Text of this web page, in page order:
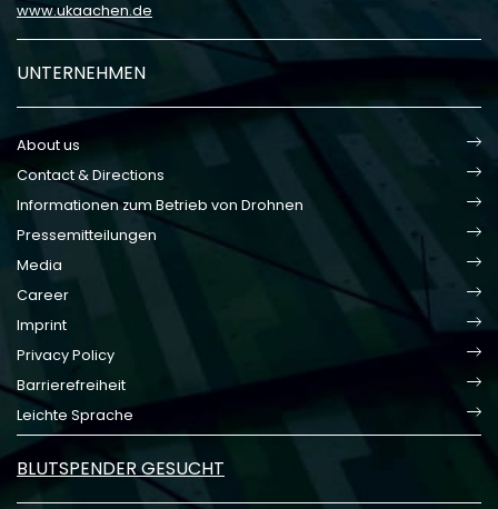
www.ukaachen.de
UNTERNEHMEN
About us
Contact & Directions
Informationen zum Betrieb von Drohnen
Pressemitteilungen
Media
Career
Imprint
Privacy Policy
Barrierefreiheit
Leichte Sprache
BLUTSPENDER GESUCHT